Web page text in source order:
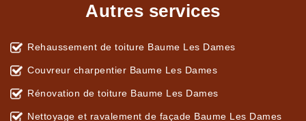
Autres services
Rehaussement de toiture Baume Les Dames
Couvreur charpentier Baume Les Dames
Rénovation de toiture Baume Les Dames
Nettoyage et ravalement de façade Baume Les Dames